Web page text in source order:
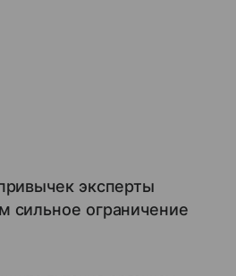
эксперты
сильное ограничение